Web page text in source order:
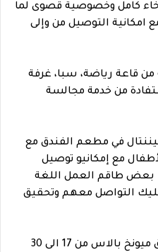
كامل وخصوصية قصوى لما
امكانية التوصيل من وإلى
قاعة رياضة، سبا، غرفة
من خدمة مجالسة
في مطعم الفندق مع
مع إمكانيو توصيل
بعض طاقم العمل اللغة
تسهل عليك التواصل معهم وتحقيق
تتراوح مساحات الغرف في فندق ميونخ بالاس من 17 الى 30